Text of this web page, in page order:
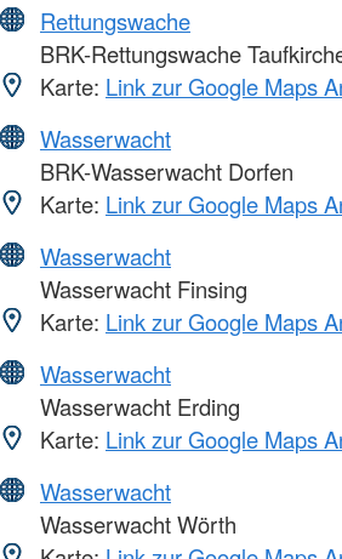
Rettungswache
BRK-Rettungswache
Karte: Link zur Google Maps
Wasserwacht
BRK-Wasserwacht Dorfen
Karte: Link zur Google Maps
Wasserwacht
Wasserwacht Finsing
Karte: Link zur Google Maps
Wasserwacht
Wasserwacht Erding
Karte: Link zur Google Maps
Wasserwacht
Wasserwacht Wörth